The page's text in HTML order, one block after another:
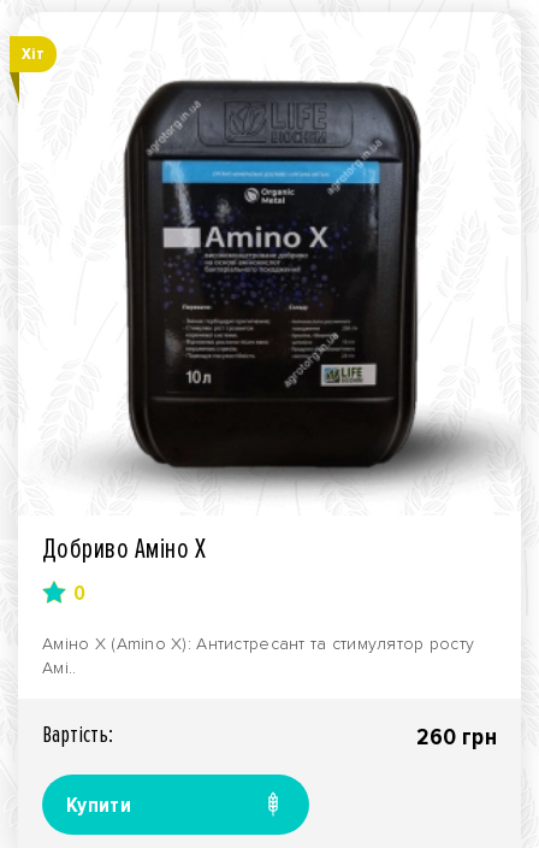
Хiт
Добриво Аміно Х
0
Аміно Х (Amino X): Антистресант та стимулятор росту
Амі..
Вартiсть: 260 грн
Купити